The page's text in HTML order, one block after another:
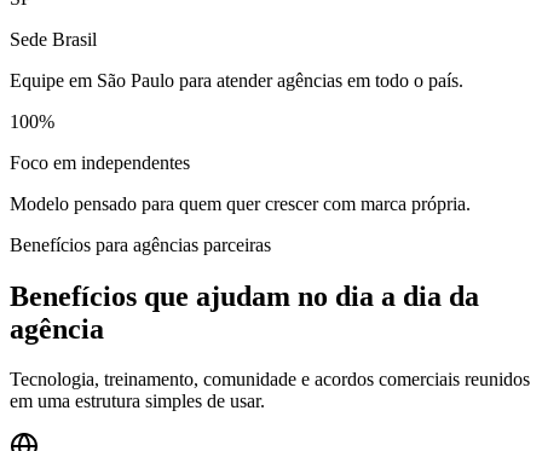
Sede Brasil
Equipe em São Paulo para atender agências em todo o país.
100%
Foco em independentes
Modelo pensado para quem quer crescer com marca própria.
Benefícios para agências parceiras
Benefícios que ajudam no dia a dia da
agência
Tecnologia, treinamento, comunidade e acordos comerciais reunidos
em uma estrutura simples de usar.